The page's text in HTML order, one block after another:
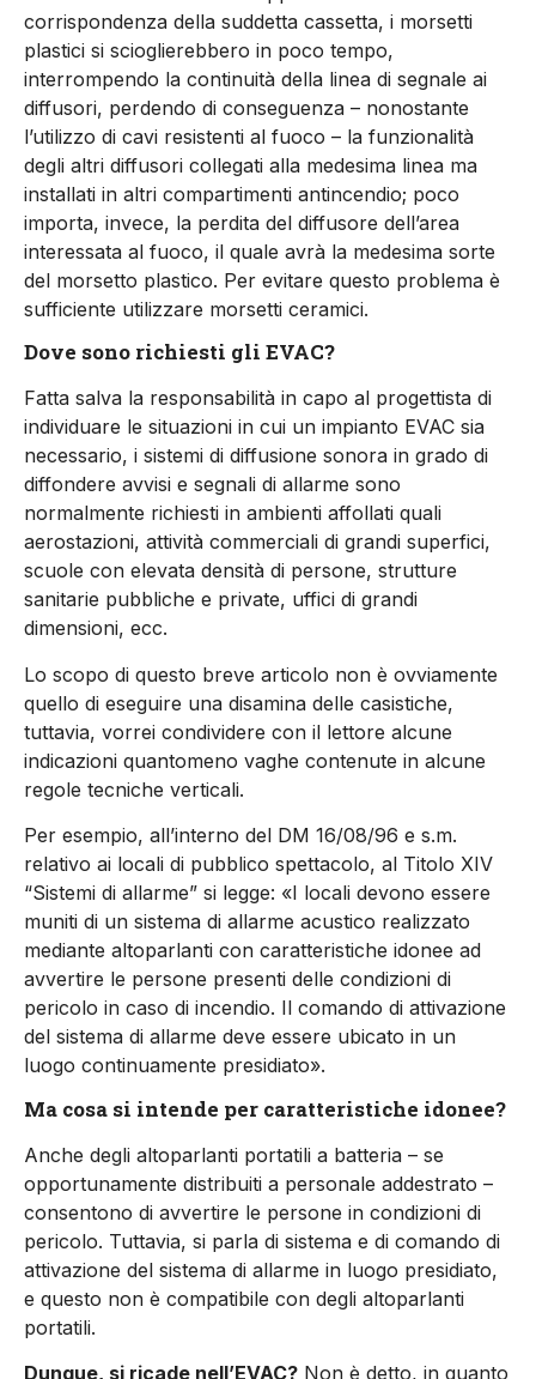
corrispondenza della suddetta cassetta, i morsetti
plastici si scioglierebbero in poco tempo,
interrompendo la continuità della linea di segnale ai
diffusori, perdendo di conseguenza – nonostante
l’utilizzo di cavi resistenti al fuoco – la funzionalità
degli altri diffusori collegati alla medesima linea ma
installati in altri compartimenti antincendio; poco
importa, invece, la perdita del diffusore dell’area
interessata al fuoco, il quale avrà la medesima sorte
del morsetto plastico. Per evitare questo problema è
sufficiente utilizzare morsetti ceramici.
Dove sono richiesti gli EVAC?
Fatta salva la responsabilità in capo al progettista di
individuare le situazioni in cui un impianto EVAC sia
necessario, i sistemi di diffusione sonora in grado di
diffondere avvisi e segnali di allarme sono
normalmente richiesti in ambienti affollati quali
aerostazioni, attività commerciali di grandi superfici,
scuole con elevata densità di persone, strutture
sanitarie pubbliche e private, uffici di grandi
dimensioni, ecc.
Lo scopo di questo breve articolo non è ovviamente
quello di eseguire una disamina delle casistiche,
tuttavia, vorrei condividere con il lettore alcune
indicazioni quantomeno vaghe contenute in alcune
regole tecniche verticali.
Per esempio, all’interno del DM 16/08/96 e s.m.
relativo ai locali di pubblico spettacolo, al Titolo XIV
“Sistemi di allarme” si legge: «I locali devono essere
muniti di un sistema di allarme acustico realizzato
mediante altoparlanti con caratteristiche idonee ad
avvertire le persone presenti delle condizioni di
pericolo in caso di incendio. Il comando di attivazione
del sistema di allarme deve essere ubicato in un
luogo continuamente presidiato».
Ma cosa si intende per caratteristiche idonee?
Anche degli altoparlanti portatili a batteria – se
opportunamente distribuiti a personale addestrato –
consentono di avvertire le persone in condizioni di
pericolo. Tuttavia, si parla di sistema e di comando di
attivazione del sistema di allarme in luogo presidiato,
e questo non è compatibile con degli altoparlanti
portatili.
Dunque, si ricade nell’EVAC? Non è detto, in quanto